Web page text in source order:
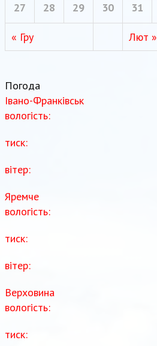
« Гру Лют »
27 28 29 30 31
Погода
Івано-Франківськ
вологість:
тиск:
вітер:
Яремче
вологість:
тиск:
вітер:
Верховина
вологість:
тиск: